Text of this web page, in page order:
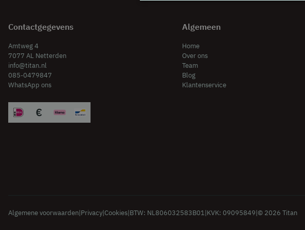
Contactgegevens
Amtweg 4
7077 AL Netterden
info@titan.nl
085-0479847
WhatsApp ons
Algemeen
Home
Over ons
Team
Blog
Klantenservice
Algemene voorwaarden|Privacy|Cookies|BTW: NL806032583B01|KVK: 09095849|© 2026 Titan